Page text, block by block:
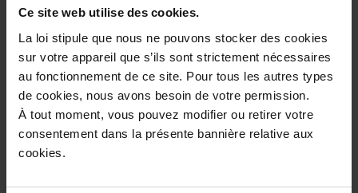
Ce site web utilise des cookies.
La loi stipule que nous ne pouvons stocker des cookies
sur votre appareil que s’ils sont strictement nécessaires
au fonctionnement de ce site. Pour tous les autres types
de cookies, nous avons besoin de votre permission.
À tout moment, vous pouvez modifier ou retirer votre
consentement dans la présente bannière relative aux
cookies.
Beschrijving
Gebruiksadvies
Karakteristieken